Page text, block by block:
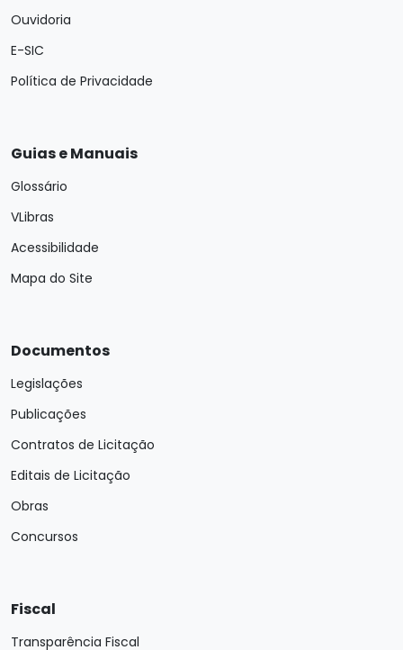
Ouvidoria
E-SIC
Política de Privacidade
Guias e Manuais
Glossário
VLibras
Acessibilidade
Mapa do Site
Documentos
Legislações
Publicações
Contratos de Licitação
Editais de Licitação
Obras
Concursos
Fiscal
Transparência Fiscal